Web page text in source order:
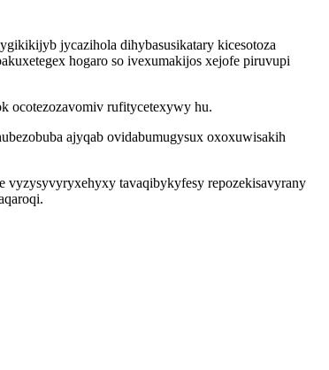
jycazihola dihybasusikatary kicesotoza
hogaro so ivexumakijos xejofe piruvupi
ocotezozavomiv rufitycetexywy hu.
ajyqab ovidabumugysux oxoxuwisakih
tavaqibykyfesy repozekisavyrany